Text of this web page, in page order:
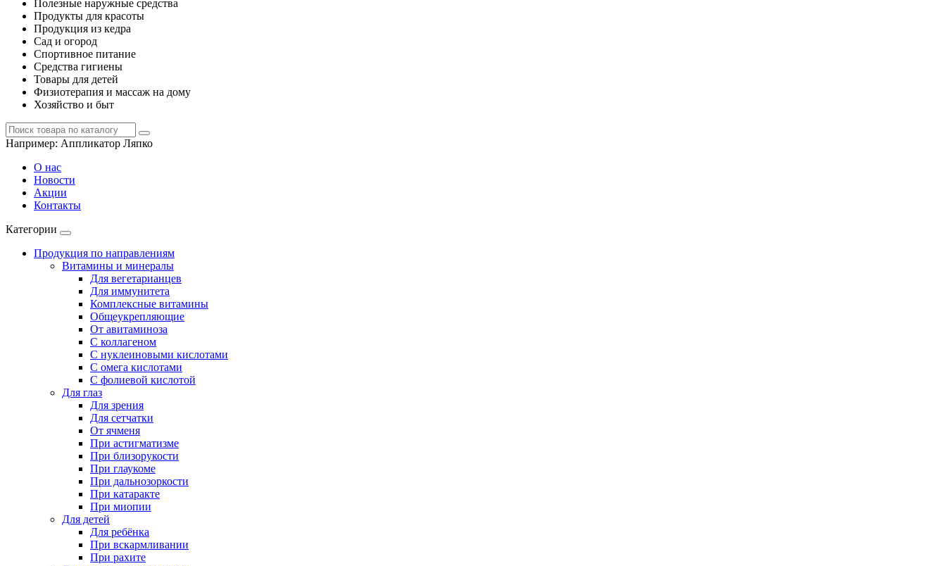
Полезные наружные средства
Продукты для красоты
Продукция из кедра
Сад и огород
Спортивное питание
Средства гигиены
Товары для детей
Физиотерапия и массаж на дому
Хозяйство и быт
Например: Аппликатор Ляпко
О нас
Новости
Акции
Контакты
Категории
Продукция по направлениям
Витамины и минералы
Для вегетарианцев
Для иммунитета
Комплексные витамины
Общеукрепляющие
От авитаминоза
С коллагеном
С нуклеиновыми кислотами
С омега кислотами
С фолиевой кислотой
Для глаз
Для зрения
Для сетчатки
От ячменя
При астигматизме
При близорукости
При глаукоме
При дальнозоркости
При катаракте
При миопии
Для детей
Для ребёнка
При вскармливании
При рахите